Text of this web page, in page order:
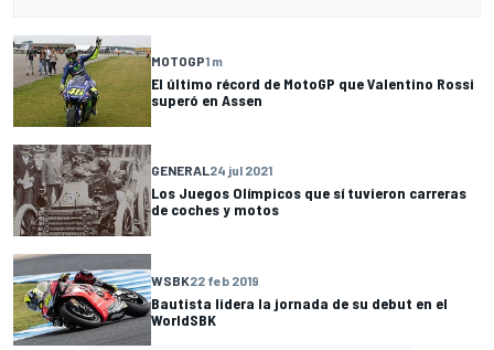
MOTOGP1 m
El último récord de MotoGP que Valentino Rossi
superó en Assen
GENERAL24 jul 2021
Los Juegos Olímpicos que sí tuvieron carreras
de coches y motos
WSBK22 feb 2019
Bautista lidera la jornada de su debut en el
WorldSBK